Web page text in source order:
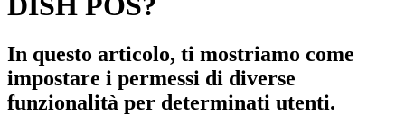
In questo articolo, ti mostriamo come
impostare i permessi di diverse
funzionalità per determinati utenti.